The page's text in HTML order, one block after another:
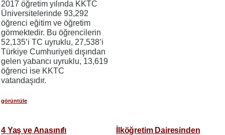
2017 öğretim yılında KKTC
Üniversitelerinde 93,292
öğrenci eğitim ve öğretim
görmektedir. Bu öğrencilerin
52,135’i TC uyruklu, 27,538’i
Türkiye Cumhuriyeti dışından
gelen yabancı uyruklu, 13,619
öğrenci ise KKTC
vatandaşıdır.
görüntüle
4 Yaş ve Anasınıfı
İlköğretim Dairesinden